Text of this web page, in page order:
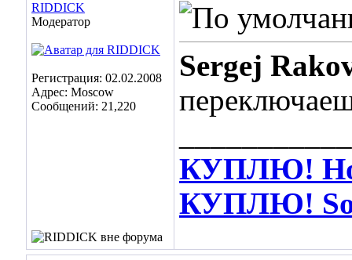
RIDDICK
Модератор
Регистрация: 02.02.2008
Адрес: Moscow
Сообщений: 21,220
Sergej
КУПЛЮ!
КУПЛЮ!